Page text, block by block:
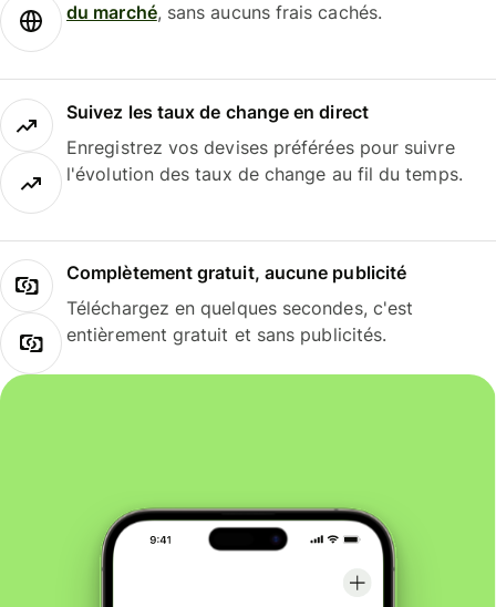
du marché, sans aucuns frais cachés.
Suivez les taux de change en direct
Enregistrez vos devises préférées pour suivre
l'évolution des taux de change au fil du temps.
Complètement gratuit, aucune publicité
Téléchargez en quelques secondes, c'est
entièrement gratuit et sans publicités.